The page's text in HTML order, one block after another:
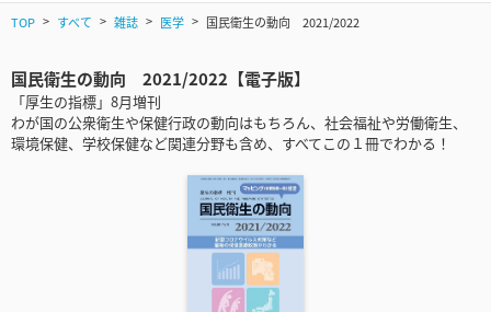
TOP すべて 雑誌 医学 国民衛生の動向 2021/2022
国民衛生の動向 2021/2022【電子版】
「厚生の指標」8月増刊
わが国の公衆衛生や保健行政の動向はもちろん、社会福祉や労働衛生、
環境保健、学校保健など関連分野も含め、すべてこの１冊でわかる！